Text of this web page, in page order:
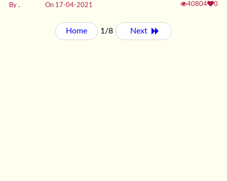
By . On 17-04-2021 40804 0
Home 1/8 Next